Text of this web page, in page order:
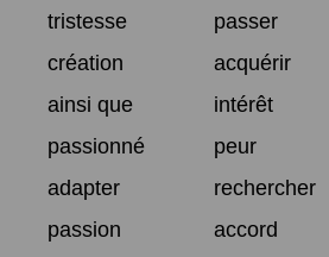
tristesse
passer
création
acquérir
ainsi que
intérêt
passionné
peur
adapter
rechercher
passion
accord